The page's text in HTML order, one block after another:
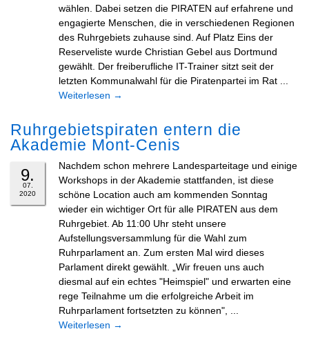
wählen. Dabei setzen die PIRATEN auf erfahrene und
engagierte Menschen, die in verschiedenen Regionen
des Ruhrgebiets zuhause sind. Auf Platz Eins der
Reserveliste wurde Christian Gebel aus Dortmund
gewählt. Der freiberufliche IT-Trainer sitzt seit der
letzten Kommunalwahl für die Piratenpartei im Rat ...
Weiterlesen →
Ruhrgebietspiraten entern die
Akademie Mont-Cenis
9.
07.
2020
Nachdem schon mehrere Landesparteitage und einige
Workshops in der Akademie stattfanden, ist diese
schöne Location auch am kommenden Sonntag
wieder ein wichtiger Ort für alle PIRATEN aus dem
Ruhrgebiet. Ab 11:00 Uhr steht unsere
Aufstellungsversammlung für die Wahl zum
Ruhrparlament an. Zum ersten Mal wird dieses
Parlament direkt gewählt. „Wir freuen uns auch
diesmal auf ein echtes "Heimspiel" und erwarten eine
rege Teilnahme um die erfolgreiche Arbeit im
Ruhrparlament fortsetzten zu können", ...
Weiterlesen →